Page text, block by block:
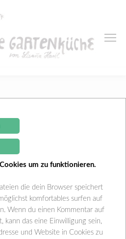
Archive
Dezember 2017
um zu funktionieren.
die dein Browser speichert
komfortables surfen auf
Wenn du einen Kommentar auf
kann das eine Einwilligung sein,
und Website in Cookies zu